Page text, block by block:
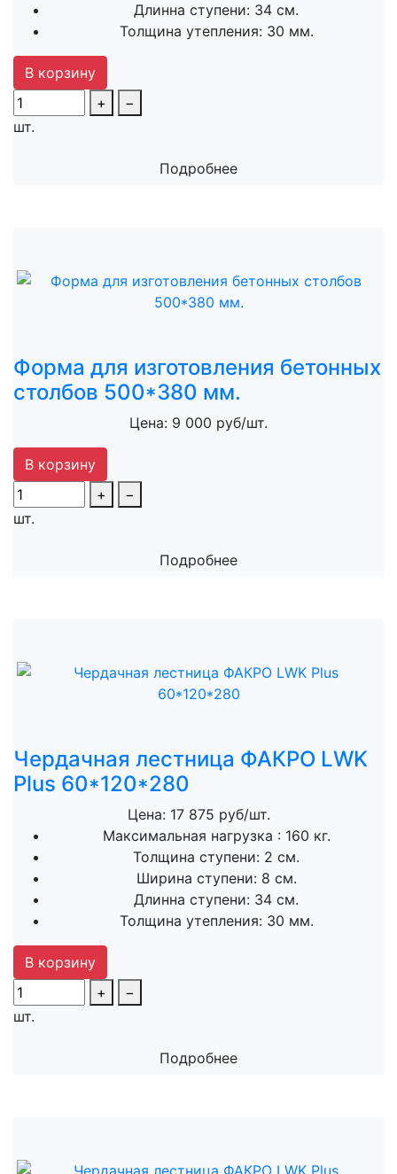
Длинна ступени: 34 см.
Толщина утепления: 30 мм.
В корзину
+
−
шт.
Подробнее
Форма для изготовления бетонных
столбов 500*380 мм.
Цена: 9 000 руб/шт.
В корзину
+
−
шт.
Подробнее
Чердачная лестница ФАКРО LWK
Plus 60*120*280
Цена: 17 875 руб/шт.
Максимальная нагрузка : 160 кг.
Толщина ступени: 2 см.
Ширина ступени: 8 см.
Длинна ступени: 34 см.
Толщина утепления: 30 мм.
В корзину
+
−
шт.
Подробнее